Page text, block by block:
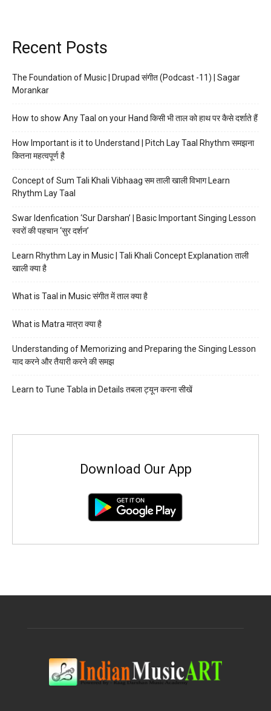
Recent Posts
The Foundation of Music | Drupad संगीत (Podcast -11) | Sagar
Morankar
How to show Any Taal on your Hand किसी भी ताल को हाथ पर कैसे दर्शाते हैं
How Important is it to Understand | Pitch Lay Taal Rhythm समझना
कितना महत्वपूर्ण है
Concept of Sum Tali Khali Vibhaag सम ताली खाली विभाग Learn
Rhythm Lay Taal
Swar Idenfication ‘Sur Darshan’ | Basic Important Singing Lesson
स्वरों की पहचान ‘सुर दर्शन’
Learn Rhythm Lay in Music | Tali Khali Concept Explanation ताली
खाली क्या है
What is Taal in Music संगीत में ताल क्या है
What is Matra मात्रा क्या है
Understanding of Memorizing and Preparing the Singing Lesson
याद करने और तैयारी करने की समझ
Learn to Tune Tabla in Details तबला ट्यून करना सीखें
Download Our App